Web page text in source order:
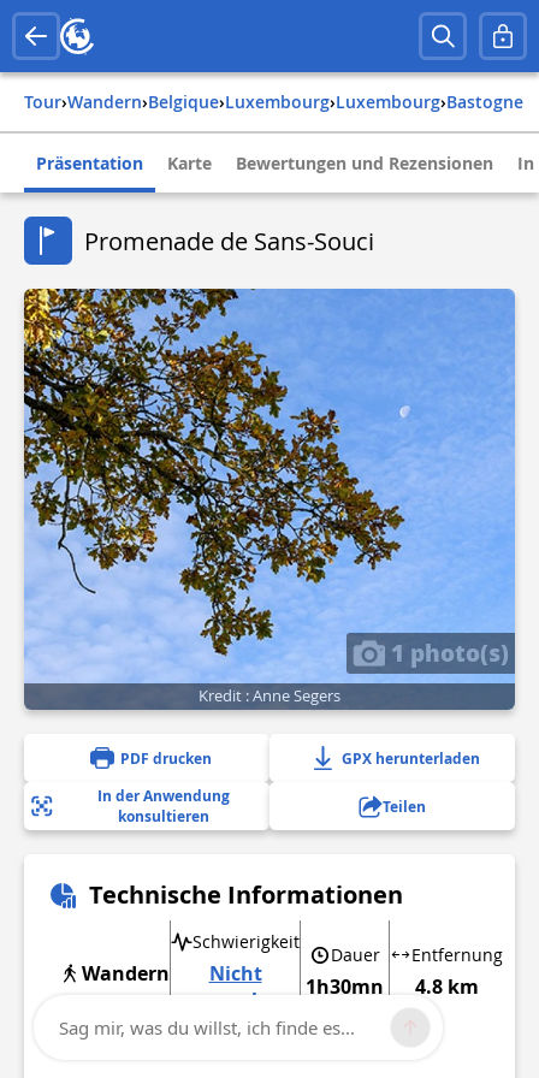
Tour› Wandern› belgique› luxembourg› luxembourg› bastogne
Präsentation Karte Bewertungen und Rezensionen In
Promenade de Sans-Souci
1 photo(s)
Kredit : Anne Segers
PDF drucken
GPX herunterladen
In der Anwendung
konsultieren
Teilen
Technische Informationen
Wandern
Schwierigkeit
Nicht
angegeben
Dauer
1h30mn
Entfernung
4.8 km
Sag mir, was du willst, ich finde es...